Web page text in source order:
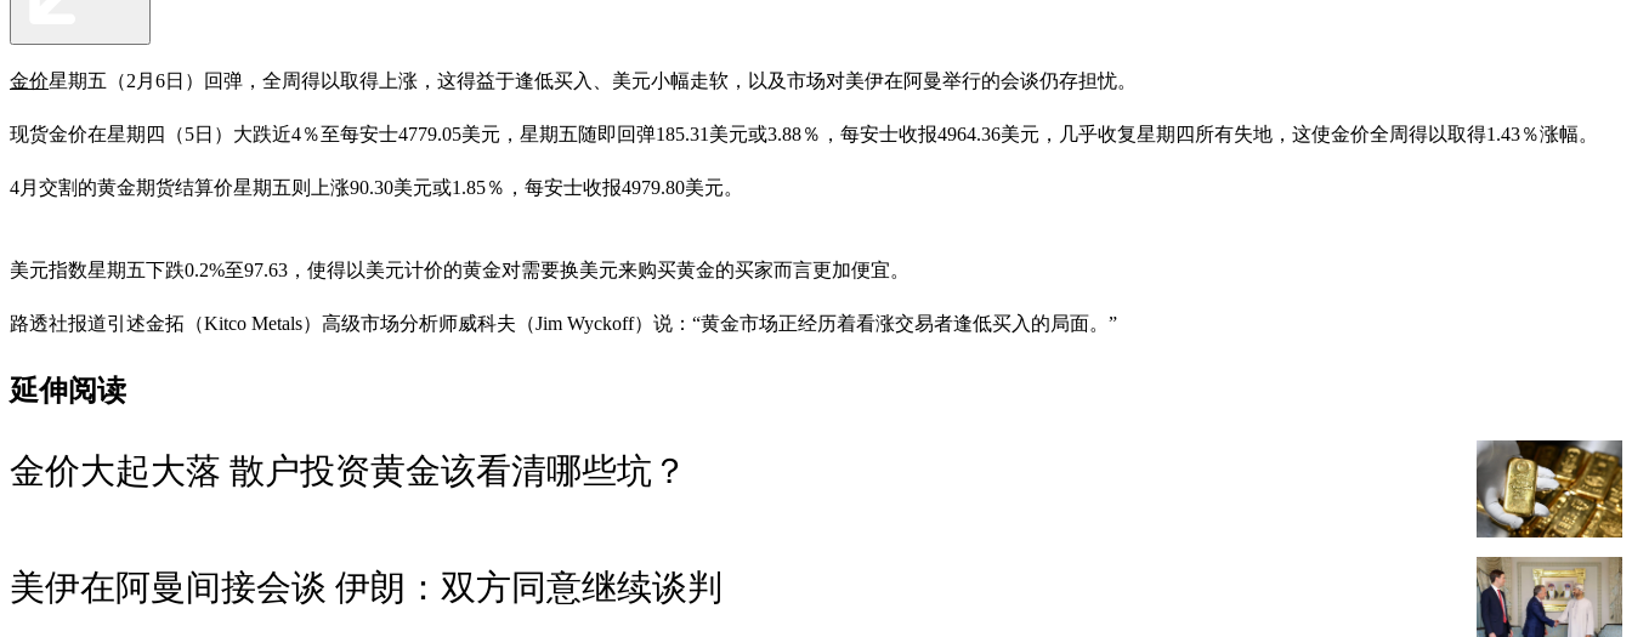
金价星期五（2月6日）回弹，全周得以取得上涨，这得益于逢低买入、美元小幅走软，以及市场对美伊在阿曼举行的会谈仍存担忧。
现货金价在星期四（5日）大跌近4％至每安士4779.05美元，星期五随即回弹185.31美元或3.88％，每安士收报4964.36美元，几乎收复星期四所有失地，这使金价全周得以取得1.43％涨幅。
4月交割的黄金期货结算价星期五则上涨90.30美元或1.85％，每安士收报4979.80美元。
美元指数星期五下跌0.2%至97.63，使得以美元计价的黄金对需要换美元来购买黄金的买家而言更加便宜。
路透社报道引述金拓（Kitco Metals）高级市场分析师威科夫（Jim Wyckoff）说：“黄金市场正经历着看涨交易者逢低买入的局面。”
延伸阅读
金价大起大落 散户投资黄金该看清哪些坑？
美伊在阿曼间接会谈 伊朗：双方同意继续谈判